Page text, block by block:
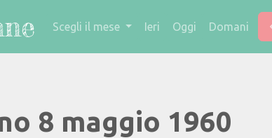
Scegli il mese Ieri Oggi Domani
8 maggio 1960